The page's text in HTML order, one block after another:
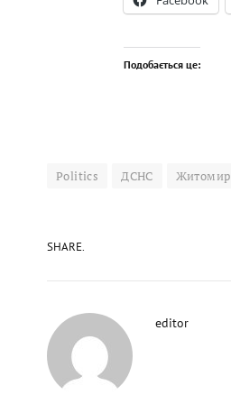
Подобається це:
Politics ДСНС Житомир
SHARE.
editor